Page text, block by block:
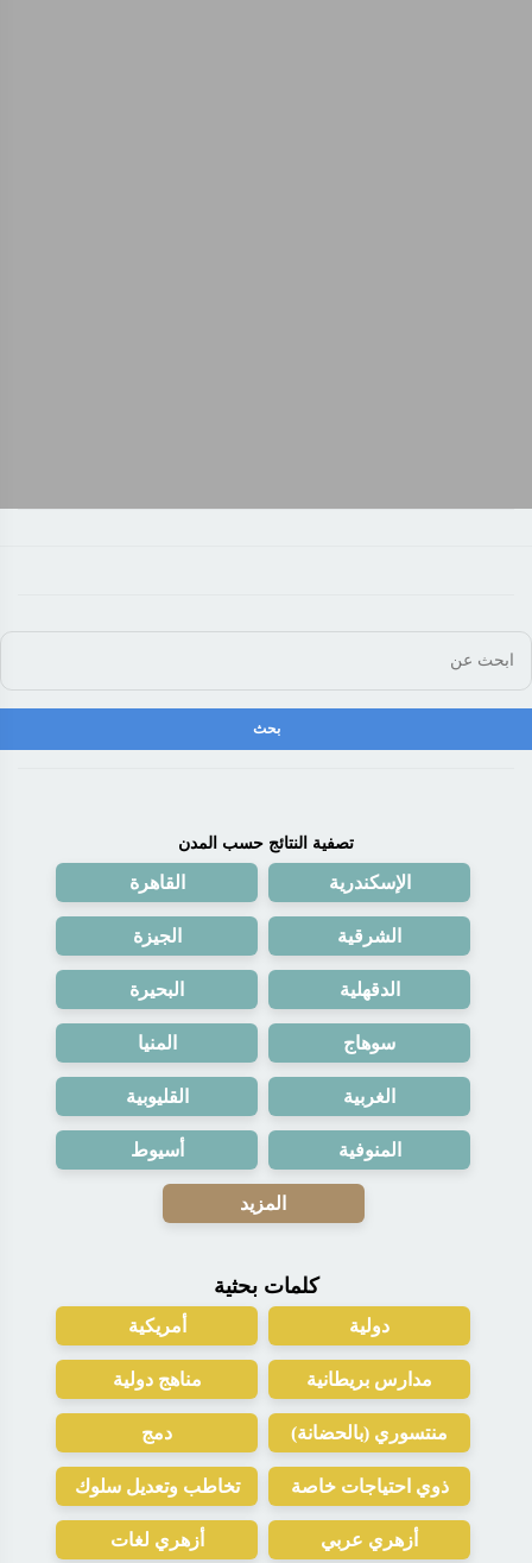
تصفية النتائج حسب المدن
الإسكندرية القاهرة
الشرقية الجيزة
الدقهلية البحيرة
سوهاج المنيا
الغربية القليوبية
المنوفية أسيوط
المزيد
كلمات بحثية
دولية أمريكية
مدارس بريطانية مناهج دولية
منتسوري (بالحضانة) دمج
ذوي احتياجات خاصة تخاطب وتعديل سلوك
أزهري عربي أزهري لغات